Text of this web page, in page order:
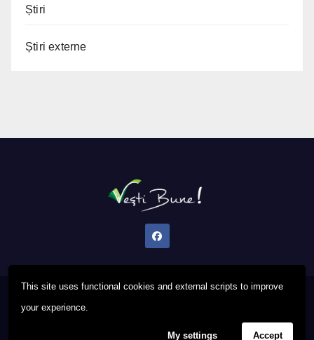
This site uses functional cookies and external scripts to improve
your experience.
My settings Accept
Știri
Știri externe
Proudly powered by WordPress
Privacy PolicyFAQ